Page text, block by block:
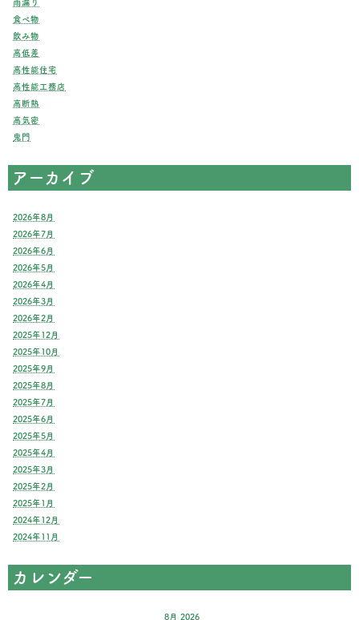
雨漏り
食べ物
飲み物
高低差
高性能住宅
高性能工務店
高断熱
高気密
鬼門
アーカイブ
2026年8月
2026年7月
2026年6月
2026年5月
2026年4月
2026年3月
2026年2月
2025年12月
2025年10月
2025年9月
2025年8月
2025年7月
2025年6月
2025年5月
2025年4月
2025年3月
2025年2月
2025年1月
2024年12月
2024年11月
カレンダー
8月 2026